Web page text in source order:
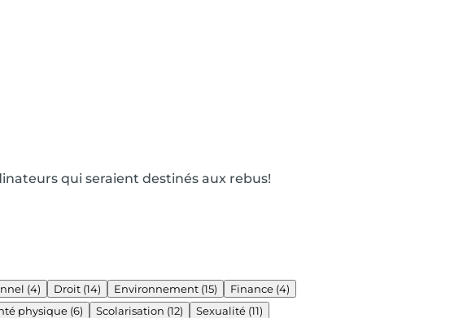
qui seraient destinés aux rebus!
(4) Droit (14) Environnement (15) Finance (4)
physique (6) Scolarisation (12) Sexualité (11)